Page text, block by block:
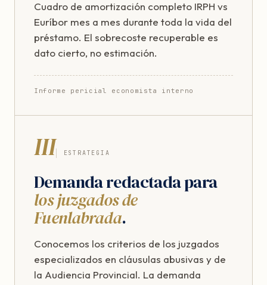
Cuadro de amortización completo IRPH vs
Euríbor mes a mes durante toda la vida del
préstamo. El sobrecoste recuperable es
dato cierto, no estimación.
Informe pericial economista interno
III ESTRATEGIA
Demanda redactada para
los juzgados de
Fuenlabrada.
Conocemos los criterios de los juzgados
especializados en cláusulas abusivas y de
la Audiencia Provincial. La demanda